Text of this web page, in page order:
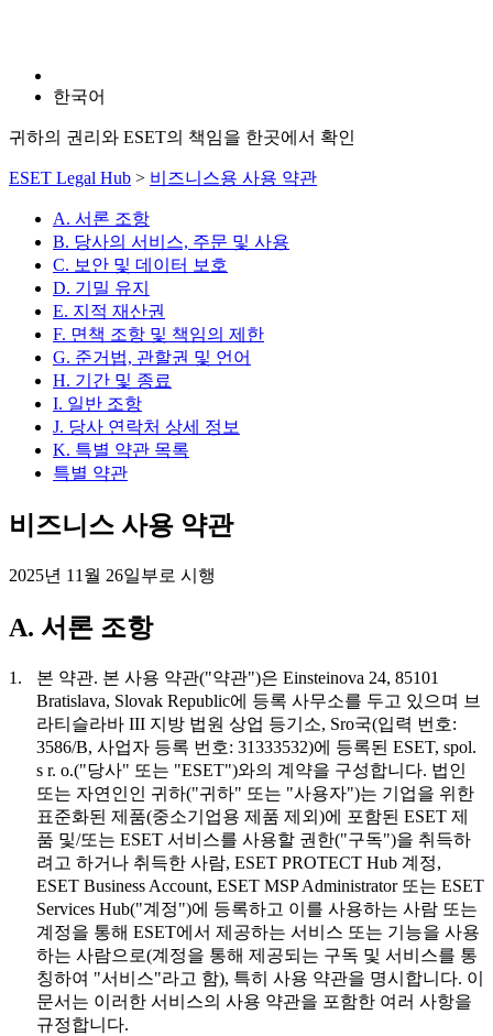
한국어
귀하의 권리와 ESET의 책임을 한곳에서 확인
ESET Legal Hub > 비즈니스용 사용 약관
A. 서론 조항
B. 당사의 서비스, 주문 및 사용
C. 보안 및 데이터 보호
D. 기밀 유지
E. 지적 재산권
F. 면책 조항 및 책임의 제한
G. 준거법, 관할권 및 언어
H. 기간 및 종료
I. 일반 조항
J. 당사 연락처 상세 정보
K. 특별 약관 목록
특별 약관
비즈니스 사용 약관
2025년 11월 26일부로 시행
A. 서론 조항
1. 본 약관. 본 사용 약관("약관")은 Einsteinova 24, 85101
Bratislava, Slovak Republic에 등록 사무소를 두고 있으며 브
라티슬라바 III 지방 법원 상업 등기소, Sro국(입력 번호:
3586/B, 사업자 등록 번호: 31333532)에 등록된 ESET, spol.
s r. o.("당사" 또는 "ESET")와의 계약을 구성합니다. 법인
또는 자연인인 귀하("귀하" 또는 "사용자")는 기업을 위한
표준화된 제품(중소기업용 제품 제외)에 포함된 ESET 제
품 및/또는 ESET 서비스를 사용할 권한("구독")을 취득하
려고 하거나 취득한 사람, ESET PROTECT Hub 계정,
ESET Business Account, ESET MSP Administrator 또는 ESET
Services Hub("계정")에 등록하고 이를 사용하는 사람 또는
계정을 통해 ESET에서 제공하는 서비스 또는 기능을 사용
하는 사람으로(계정을 통해 제공되는 구독 및 서비스를 통
칭하여 "서비스"라고 함), 특히 사용 약관을 명시합니다. 이
문서는 이러한 서비스의 사용 약관을 포함한 여러 사항을
규정합니다.